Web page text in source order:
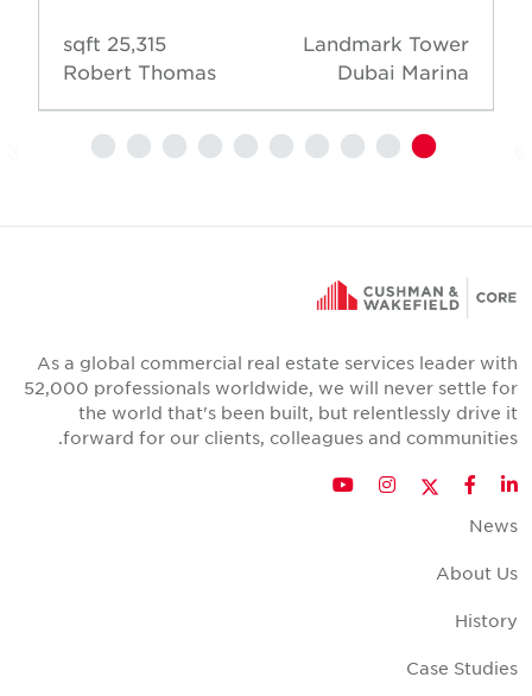
Landmark Tower
Dubai Marina
25,315 sqft
Robert Thomas
As a global commercial real estate services leader with
52,000 professionals worldwide, we will never settle for
the world that's been built, but relentlessly drive it
forward for our clients, colleagues and communities.
LinkedIn
Facebook
Twitter
Instagram
YouTube
News
About Us
History
Case Studies